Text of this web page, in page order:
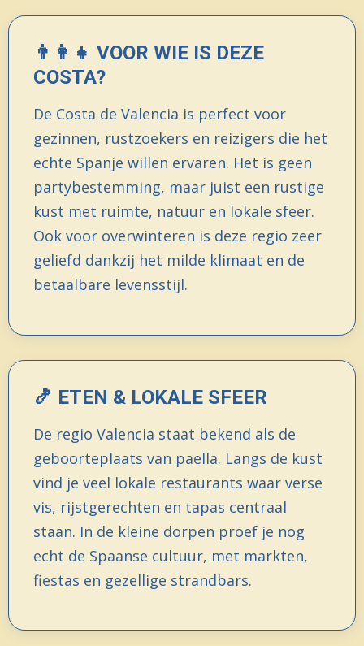
👨‍👩‍👧 VOOR WIE IS DEZE
COSTA?
De Costa de Valencia is perfect voor
gezinnen, rustzoekers en reizigers die het
echte Spanje willen ervaren. Het is geen
partybestemming, maar juist een rustige
kust met ruimte, natuur en lokale sfeer.
Ook voor overwinteren is deze regio zeer
geliefd dankzij het milde klimaat en de
betaalbare levensstijl.
🍤 ETEN & LOKALE SFEER
De regio Valencia staat bekend als de
geboorteplaats van paella. Langs de kust
vind je veel lokale restaurants waar verse
vis, rijstgerechten en tapas centraal
staan. In de kleine dorpen proef je nog
echt de Spaanse cultuur, met markten,
fiestas en gezellige strandbars.